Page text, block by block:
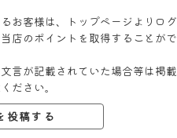
お客様は、トップページよりログ
店のポイントを取得することがで
言が記載されていた場合等は掲載
ださい。
投稿する